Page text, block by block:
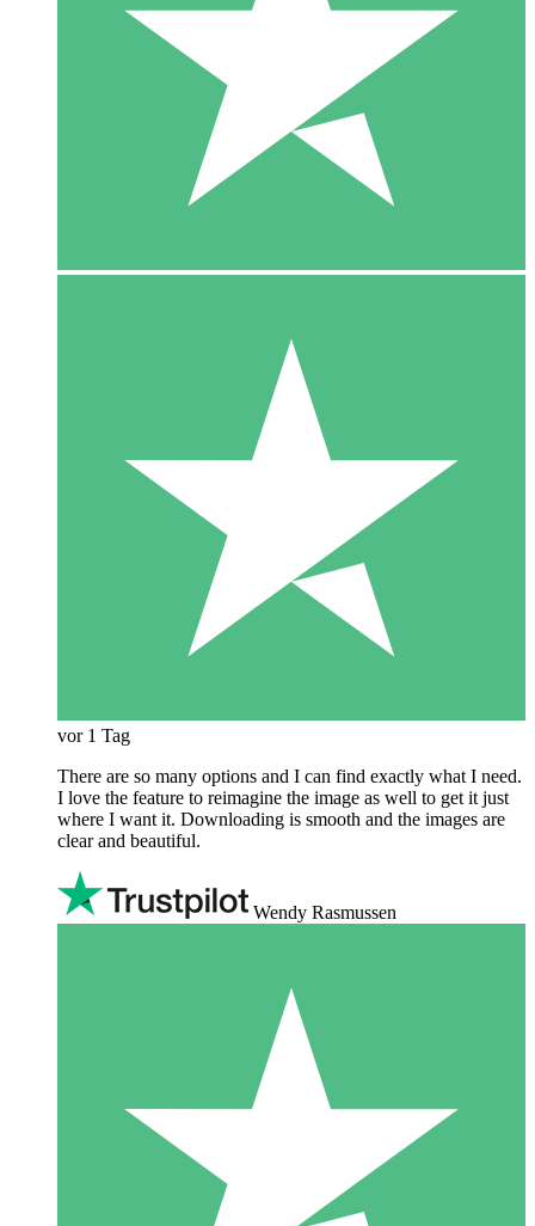
vor 1 Tag
There are so many options and I can find exactly what I need.
I love the feature to reimagine the image as well to get it just
where I want it. Downloading is smooth and the images are
clear and beautiful.
Wendy Rasmussen